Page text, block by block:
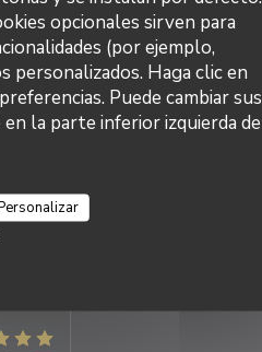
opcionales sirven para
(por ejemplo,
personalizados. Haga clic en
Puede cambiar sus
la parte inferior izquierda de
:5/5